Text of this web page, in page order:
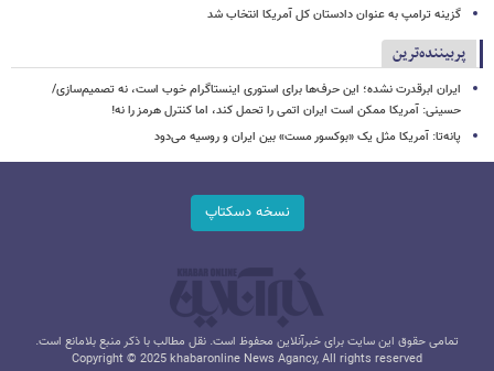
گزینه ترامپ به عنوان دادستان کل آمریکا انتخاب شد
پربیننده‌ترین
ایران ابرقدرت نشده؛ این حرف‌ها برای استوری اینستاگرام خوب است، نه تصمیم‌سازی/
حسینی: آمریکا ممکن است ایران اتمی را تحمل کند، اما کنترل هرمز را نه!
پانه‌تا: آمریکا مثل یک «بوکسور مست» بین ایران و روسیه می‌دود
نسخه دسکتاپ
تمامی حقوق این سایت برای خبرآنلاین محفوظ است. نقل مطالب با ذکر منبع بلامانع است.
Copyright © 2025 khabaronline News Agancy, All rights reserved